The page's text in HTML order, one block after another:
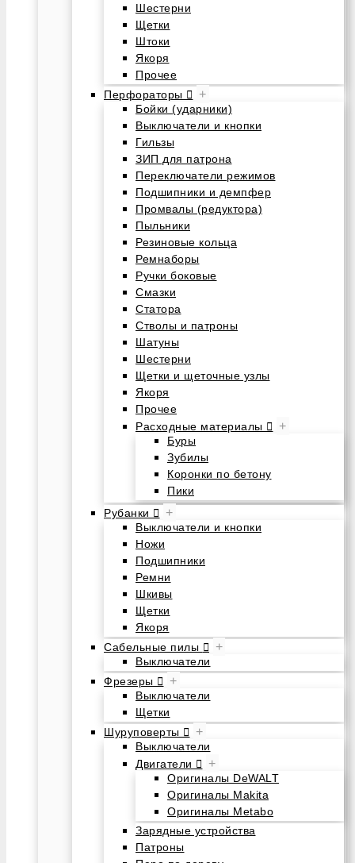
Шестерни
Щетки
Штоки
Якоря
Прочее
Перфораторы
+
Бойки (ударники)
Выключатели и кнопки
Гильзы
ЗИП для патрона
Переключатели режимов
Подшипники и демпфер
Промвалы (редуктора)
Пыльники
Резиновые кольца
Ремнаборы
Ручки боковые
Смазки
Статора
Стволы и патроны
Шатуны
Шестерни
Щетки и щеточные узлы
Якоря
Прочее
Расходные материалы
+
Буры
Зубилы
Коронки по бетону
Пики
Рубанки
+
Выключатели и кнопки
Ножи
Подшипники
Ремни
Шкивы
Щетки
Якоря
Сабельные пилы
+
Выключатели
Фрезеры
+
Выключатели
Щетки
Шуруповерты
+
Выключатели
Двигатели
+
Оригиналы DeWALT
Оригиналы Makita
Оригиналы Metabo
Зарядные устройства
Патроны